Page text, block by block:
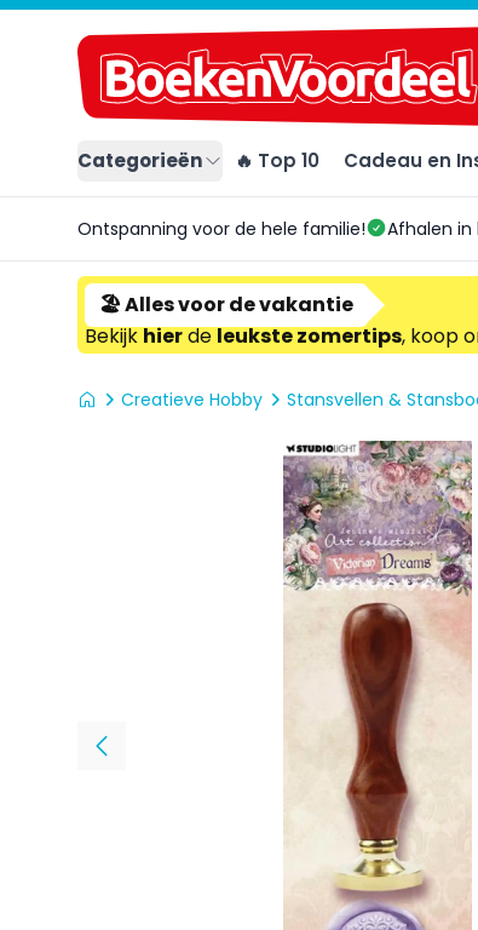
Categorieën 🔥 Top 10 Cadeau en
Ontspanning voor de hele familie! Afhalen in
🏖️ Alles voor de vakantie
Bekijkhierdeleukste zomertips, koop
Creatieve Hobby Stansvellen &